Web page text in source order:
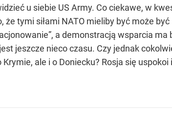
u siebie US Army. Co ciekawe, w
tymi siłami NATO mieliby być może
a demonstracją wsparcia
jeszcze nieco czasu. Czy jednak
ale i o Doniecku? Rosja się